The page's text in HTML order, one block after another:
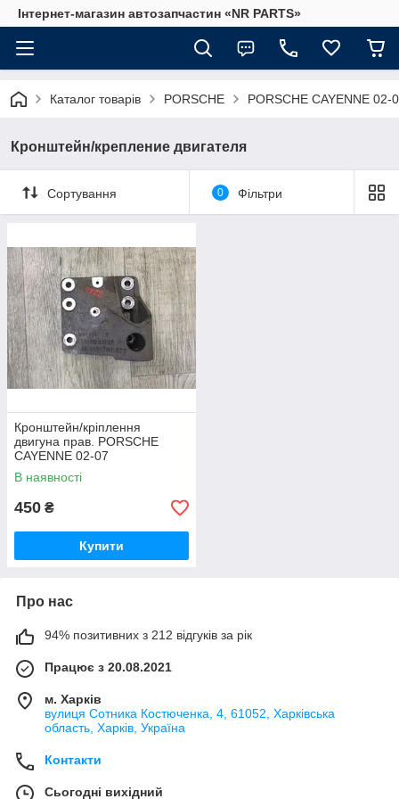
Інтернет-магазин автозапчастин «NR PARTS»
Каталог товарів PORSCHE PORSCHE CAYENNE 02-
Кронштейн/крепление двигателя
Сортування 0 Фільтри
Кронштейн/кріплення
двигуна прав. PORSCHE
CAYENNE 02-07
94811520103
В наявності
450 ₴
Купити
Про нас
94% позитивних з 212 відгуків за рік
Працює з 20.08.2021
м. Харків
вулиця Сотника Костюченка, 4, 61052, Харківська
область, Харків, Україна
Контакти
Сьогодні вихідний